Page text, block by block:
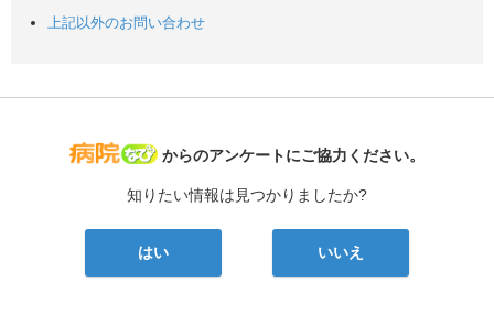
上記以外のお問い合わせ
病院なび
からのアンケートにご協力ください。
知りたい情報は見つかりましたか?
はい いいえ